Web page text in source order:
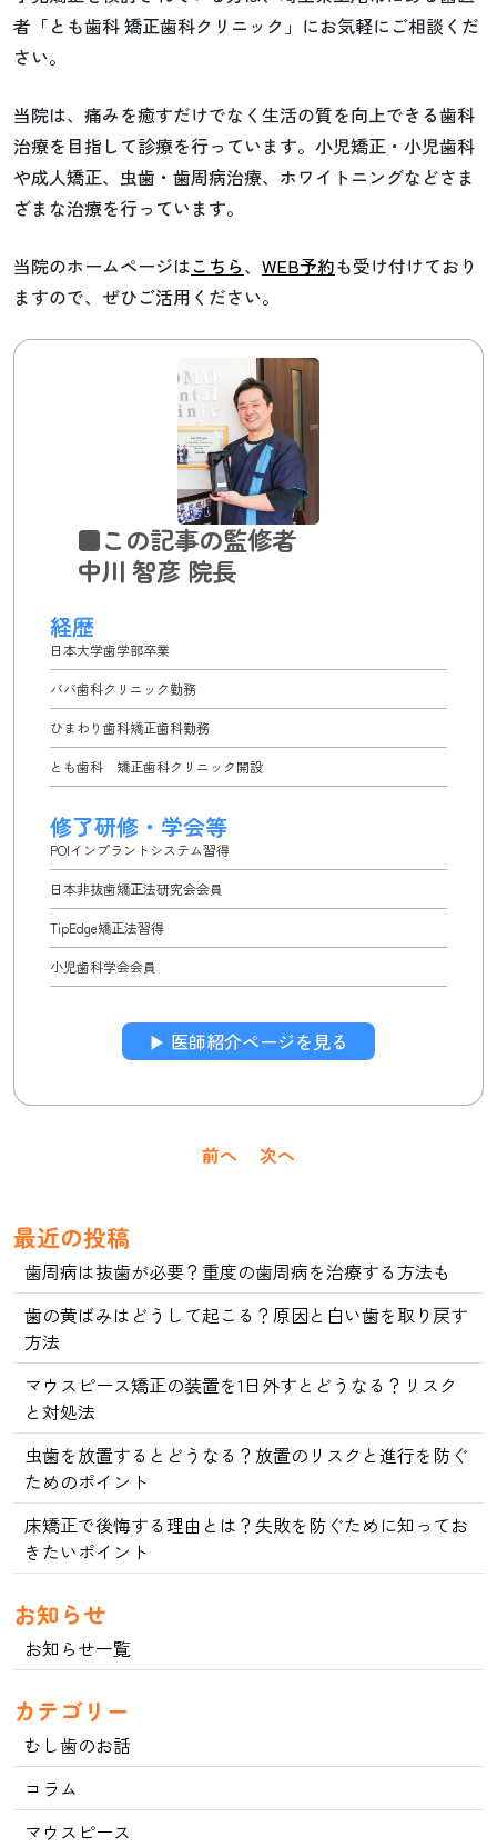
者「とも歯科 矯正歯科クリニック」にお気軽にご相談くだ
さい。
当院は、痛みを癒すだけでなく生活の質を向上できる歯科
治療を目指して診療を行っています。小児矯正・小児歯科
や成人矯正、虫歯・歯周病治療、ホワイトニングなどさま
ざまな治療を行っています。
当院のホームページはこちら、 WEB予約も受け付けており
ますので、ぜひご活用ください。
■この記事の監修者
中川 智彦 院長
経歴
日本大学歯学部卒業
ババ歯科クリニック勤務
ひまわり歯科矯正歯科勤務
とも歯科 矯正歯科クリニック開設
修了研修・学会等
POIインプラントシステム習得
日本非抜歯矯正法研究会会員
TipEdge矯正法習得
小児歯科学会会員
▶︎ 医師紹介ページを見る
ナ
ビ
ゲ
ー
シ
ョ
ン
前へ 次へ
最近の投稿
歯周病は抜歯が必要？重度の歯周病を治療する方法も
歯の黄ばみはどうして起こる？原因と白い歯を取り戻す
方法
マウスピース矯正の装置を1日外すとどうなる？リスク
と対処法
虫歯を放置するとどうなる？放置のリスクと進行を防ぐ
ためのポイント
床矯正で後悔する理由とは？失敗を防ぐために知ってお
きたいポイント
お知らせ
お知らせ一覧
カテゴリー
むし歯のお話
コラム
マウスピース